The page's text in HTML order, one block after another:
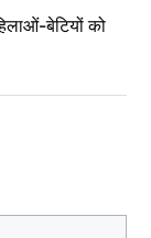
बेटियों को